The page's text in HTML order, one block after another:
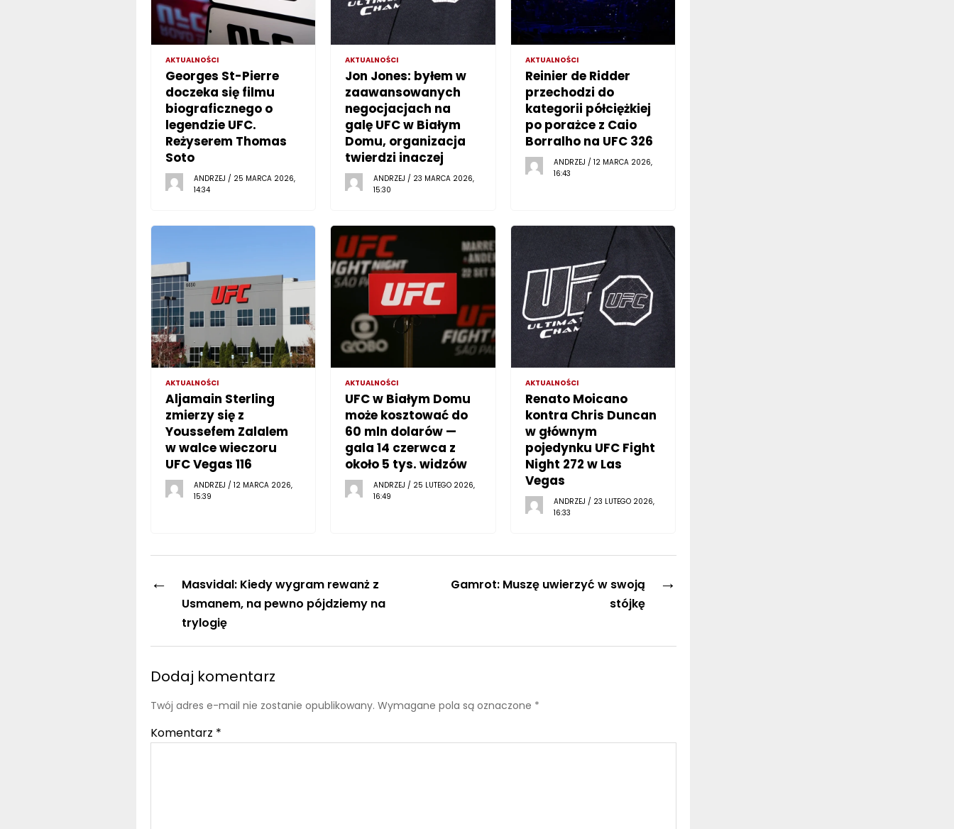
AKTUALNOŚCI
Georges St-Pierre
doczeka się filmu
biograficznego o
legendzie UFC.
Reżyserem Thomas
Soto
ANDRZEJ / 25 MARCA 2026,
14:34
AKTUALNOŚCI
Jon Jones: byłem w
zaawansowanych
negocjacjach na
galę UFC w Białym
Domu, organizacja
twierdzi inaczej
ANDRZEJ / 23 MARCA 2026,
15:30
AKTUALNOŚCI
Reinier de Ridder
przechodzi do
kategorii półciężkiej
po porażce z Caio
Borralho na UFC 326
ANDRZEJ / 12 MARCA 2026,
16:43
AKTUALNOŚCI
Aljamain Sterling
zmierzy się z
Youssefem Zalalem
w walce wieczoru
UFC Vegas 116
ANDRZEJ / 12 MARCA 2026,
15:39
AKTUALNOŚCI
UFC w Białym Domu
może kosztować do
60 mln dolarów —
gala 14 czerwca z
około 5 tys. widzów
ANDRZEJ / 25 LUTEGO 2026,
16:49
AKTUALNOŚCI
Renato Moicano
kontra Chris Duncan
w głównym
pojedynku UFC Fight
Night 272 w Las
Vegas
ANDRZEJ / 23 LUTEGO 2026,
16:33
←
Masvidal: Kiedy wygram rewanż z
Usmanem, na pewno pójdziemy na
trylogię
→
Gamrot: Muszę uwierzyć w swoją
stójkę
Dodaj komentarz
Twój adres e-mail nie zostanie opublikowany. Wymagane pola są oznaczone *
Komentarz *